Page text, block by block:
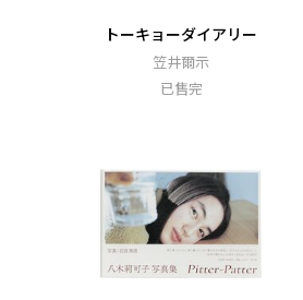
トーキョーダイアリー
笠井爾示
已售完